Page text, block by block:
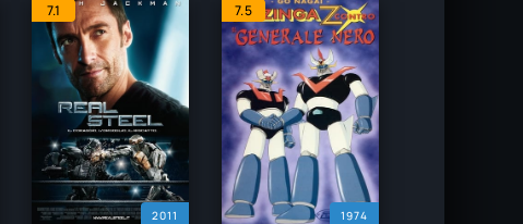
2011
7.1
1974
7.5